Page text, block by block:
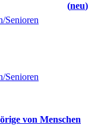
neu
Senioren
Senioren
von Menschen